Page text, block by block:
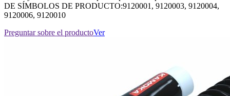
DE SÍMBOLOS DE PRODUCTO:9120001, 9120003, 9120004,
9120006, 9120010
Preguntar sobre el productoVer